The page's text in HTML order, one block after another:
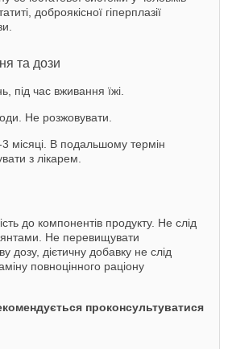
доброякісної гіперплазії
та дози
під час вживання їжі.
Не розжовувати.
3 місяці. В подальшому термін
з лікарем.
до компонентів продукту. Не слід
Не перевищувати
дозу, дієтичну добавку не слід
повноцінного раціону
проконсультуватися